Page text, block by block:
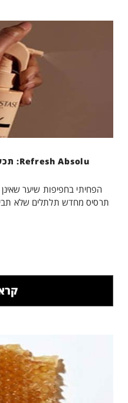
Refresh Absolu: תכשיר-על לחידוש התלתלים
תרסיס מחדש תלתלים שלא